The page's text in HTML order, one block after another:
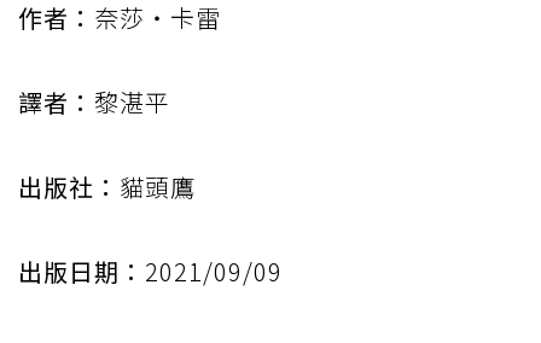
作者： 奈莎‧卡雷
譯者： 黎湛平
出版社： 貓頭鷹
出版日期： 2021/09/09